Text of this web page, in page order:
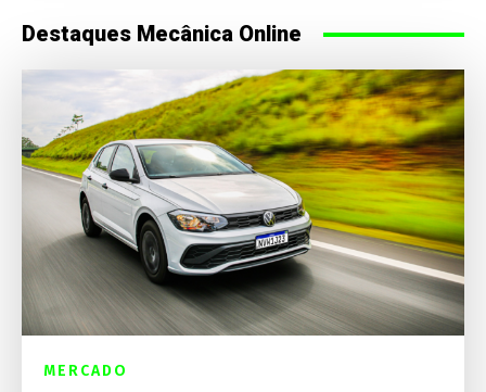
Destaques Mecânica Online
MERCADO